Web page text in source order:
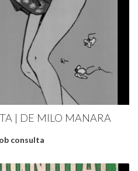
| DE MILO MANARA
consulta